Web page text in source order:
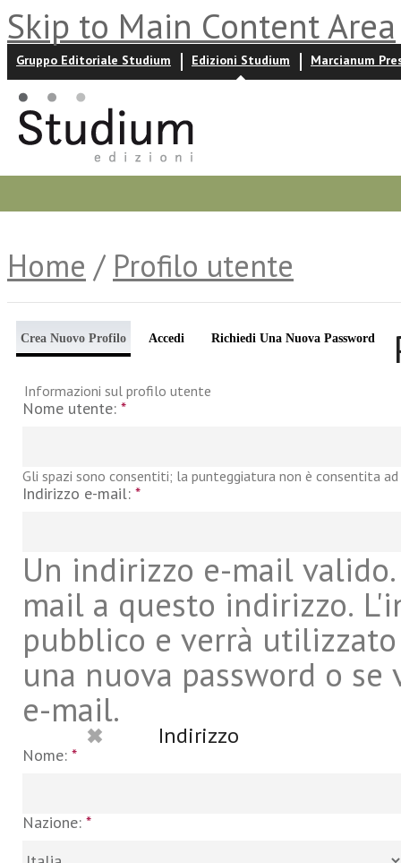
Skip to Main Content Area
Gruppo Editoriale Studium Edizioni Studium Marcianum
Home / Profilo utente
Crea Nuovo Profilo Accedi Richiedi Una Nuova Password
Informazioni sul profilo utente
Nome utente: *
Gli spazi sono consentiti; la punteggiatura non è consentita
Indirizzo e-mail: *
Un indirizzo e-mail
mail a questo indirizzo.
pubblico e verrà
una nuova password o
e-mail.
Indirizzo
Nome: *
Nazione: *